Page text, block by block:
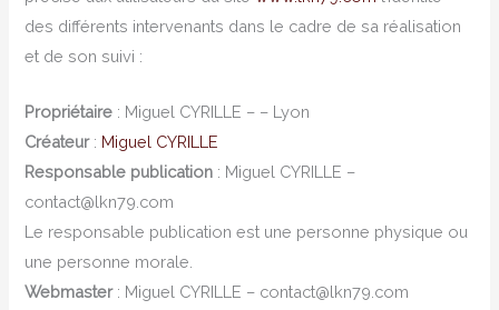
des différents intervenants dans le cadre de sa réalisation
et de son suivi :
Propriétaire : Miguel CYRILLE – – Lyon
Créateur: Miguel CYRILLE
Responsable publication : Miguel CYRILLE –
contact@lkn79.com
Le responsable publication est une personne physique ou
une personne morale.
Webmaster: Miguel CYRILLE – contact@lkn79.com